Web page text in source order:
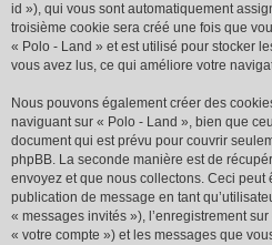
id »), qui vous sont automatiquement
troisième cookie sera créé une fois que
« Polo - Land » et est utilisé pour stocker
vous avez lus, ce qui améliore votre
Nous pouvons également créer des
naviguant sur « Polo - Land », bien que
document qui est prévu pour couvrir
phpBB. La seconde manière est de
envoyez et que nous collectons. Ceci peut
publication de message en tant
« messages invités »), l’enregistrement
« votre compte ») et les messages que